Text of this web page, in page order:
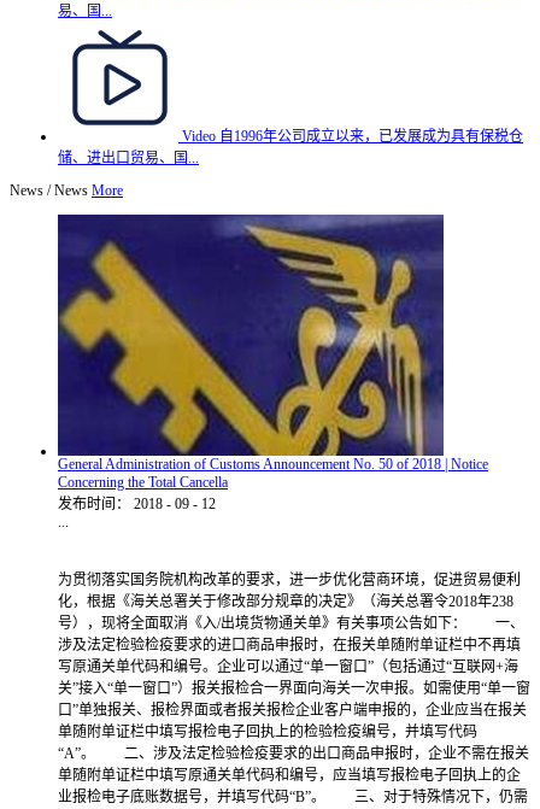
易、国...
Video 自1996年公司成立以来，已发展成为具有保税仓
储、进出口贸易、国...
News / News More
General Administration of Customs Announcement No. 50 of 2018 | Notice
Concerning the Total Cancella
发布时间：
2018 - 09 - 12
...
为贯彻落实国务院机构改革的要求，进一步优化营商环境，促进贸易便利
化，根据《海关总署关于修改部分规章的决定》（海关总署令2018年238
号），现将全面取消《入/出境货物通关单》有关事项公告如下： 一、
涉及法定检验检疫要求的进口商品申报时，在报关单随附单证栏中不再填
写原通关单代码和编号。企业可以通过“单一窗口”（包括通过“互联网+海
关”接入“单一窗口”）报关报检合一界面向海关一次申报。如需使用“单一窗
口”单独报关、报检界面或者报关报检企业客户端申报的，企业应当在报关
单随附单证栏中填写报检电子回执上的检验检疫编号，并填写代码
“A”。 二、涉及法定检验检疫要求的出口商品申报时，企业不需在报关
单随附单证栏中填写原通关单代码和编号，应当填写报检电子回执上的企
业报检电子底账数据号，并填写代码“B”。 三、对于特殊情况下，仍需